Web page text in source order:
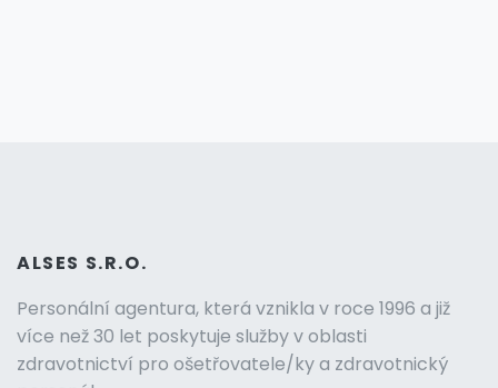
ALSES S.R.O.
Personální agentura, která vznikla v roce 1996 a již
více než 30 let poskytuje služby v oblasti
zdravotnictví pro ošetřovatele/ky a zdravotnický